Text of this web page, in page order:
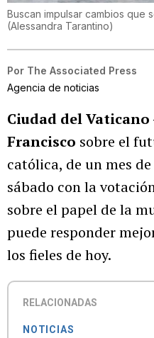
Buscan impulsar cambios que
(Alessandra Tarantino)
Por The Associated Press
Agencia de noticias
Ciudad del Vaticano
Francisco sobre el
católica, de un mes
sábado con la
sobre el papel de la
puede responder
los fieles de hoy.
RELACIONADAS
NOTICIAS